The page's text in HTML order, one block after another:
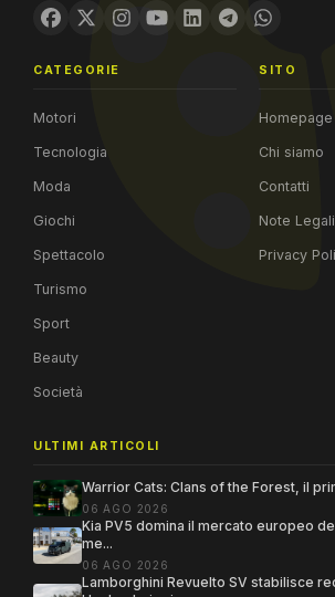
CATEGORIE
Motori
Tecnologia
Moda
Giochi
Spettacolo
Turismo
Sport
Beauty
Società
SITO
Homepage
Chi siamo
Contatti
Note Legali
Privacy
ULTIMI ARTICOLI
Warrior Cats: Clans of the Forest, il
06 AGO 2026
Kia PV5 domina il mercato europeo
me...
06 AGO 2026
Lamborghini Revuelto SV stabilisce